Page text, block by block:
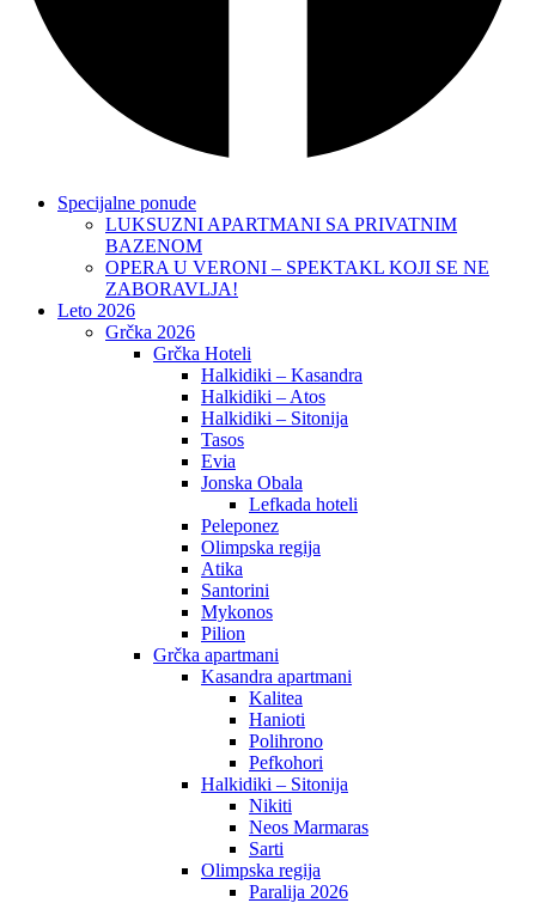
Specijalne ponude
LUKSUZNI APARTMANI SA PRIVATNIM
BAZENOM
OPERA U VERONI – SPEKTAKL KOJI SE NE
ZABORAVLJA!
Leto 2026
Grčka 2026
Grčka Hoteli
Halkidiki – Kasandra
Halkidiki – Atos
Halkidiki – Sitonija
Tasos
Evia
Jonska Obala
Lefkada hoteli
Peleponez
Olimpska regija
Atika
Santorini
Mykonos
Pilion
Grčka apartmani
Kasandra apartmani
Kalitea
Hanioti
Polihrono
Pefkohori
Halkidiki – Sitonija
Nikiti
Neos Marmaras
Sarti
Olimpska regija
Paralija 2026